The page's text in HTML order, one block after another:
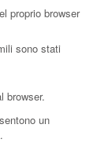
proprio browser
sono stati
browser.
un